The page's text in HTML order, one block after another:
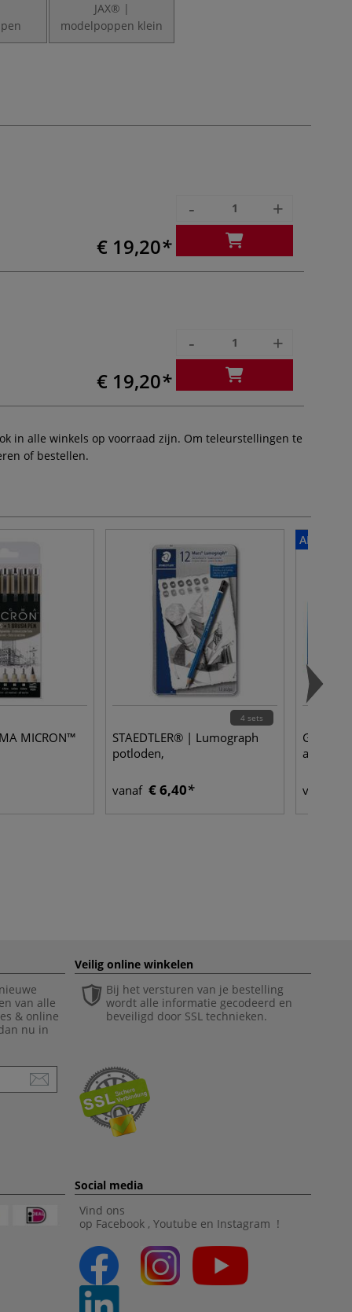
JAX® |
modelpoppen klein
€ 19,20
- +
€ 19,20
- +
in alle winkels op voorraad zijn. Om teleurstellingen te
of bestellen.
MICRON™
4 sets
STAEDTLER® | Lumograph
potloden,
vanaf € 6,40
ALTIJD
vanaf
van alle
& online
nu in
Veilig online winkelen
Bij het versturen van je bestelling
wordt alle informatie gecodeerd en
beveiligd door SSL technieken.
Social media
Vind ons
op Facebook , Youtube en Instagram !